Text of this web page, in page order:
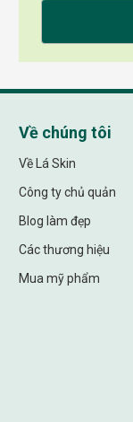
Về chúng tôi
Về Lá Skin
Công ty chủ quản
Blog làm đẹp
Các thương hiệu
Mua mỹ phẩm